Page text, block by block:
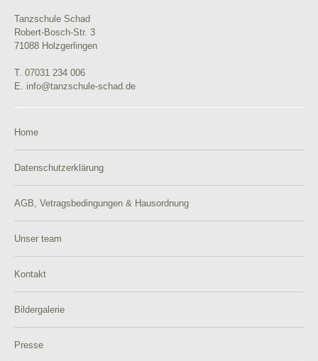
Tanzschule Schad
Robert-Bosch-Str. 3
71088 Holzgerlingen
T. 07031 234 006
E. info@tanzschule-schad.de
Home
Datenschutzerklärung
AGB, Vetragsbedingungen & Hausordnung
Unser team
Kontakt
Bildergalerie
Presse